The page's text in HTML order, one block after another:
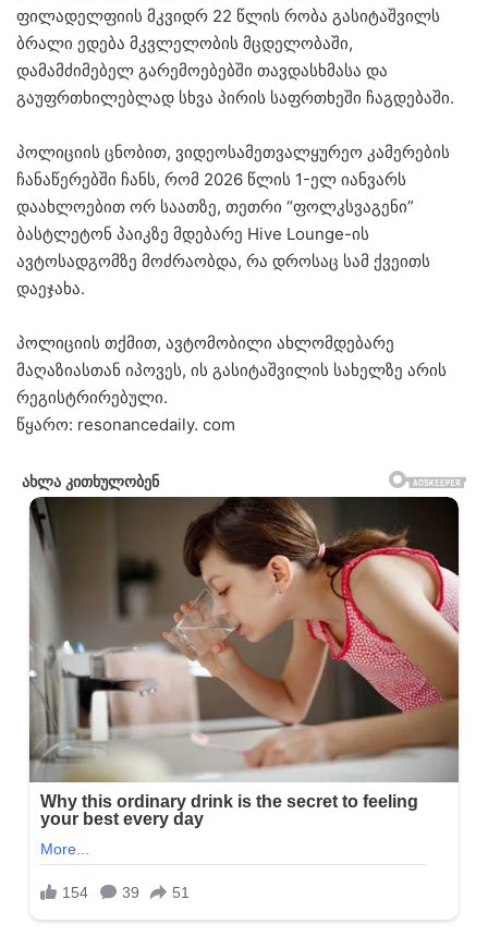
ფილადელფიის მკვიდრ 22 წლის რობა გასიტაშვილს
ბრალი ედება მკვლელობის მცდელობაში,
დამამძიმებელ გარემოებებში თავდასხმასა და
გაუფრთხილებლად სხვა პირის საფრთხეში ჩაგდებაში.
პოლიციის ცნობით, ვიდეოსამეთვალყურეო კამერების
ჩანაწერებში ჩანს, რომ 2026 წლის 1-ელ იანვარს
დაახლოებით ორ საათზე, თეთრი “ფოლკსვაგენი”
ბასტლეტონ პაიკზე მდებარე Hive Lounge-ის
ავტოსადგომზე მოძრაობდა, რა დროსაც სამ ქვეითს
დაეჯახა.
პოლიციის თქმით, ავტომობილი ახლომდებარე
მაღაზიასთან იპოვეს, ის გასიტაშვილის სახელზე არის
რეგისტრირებული.
წყარო: resonancedaily. com